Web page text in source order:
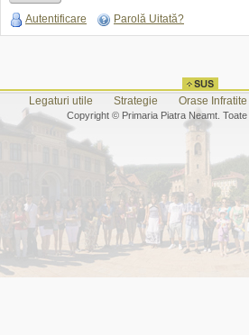
Autentificare Parolă Uitată?
Legaturi utile Strategie Orase Infratite
Copyright © Primaria Piatra Neamt.